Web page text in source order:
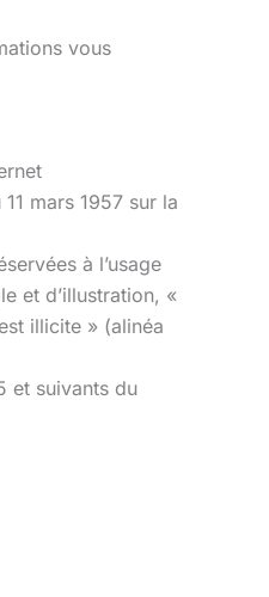
vous
mars 1957 sur la
à l’usage
et d’illustration, «
illicite » (alinéa
et suivants du